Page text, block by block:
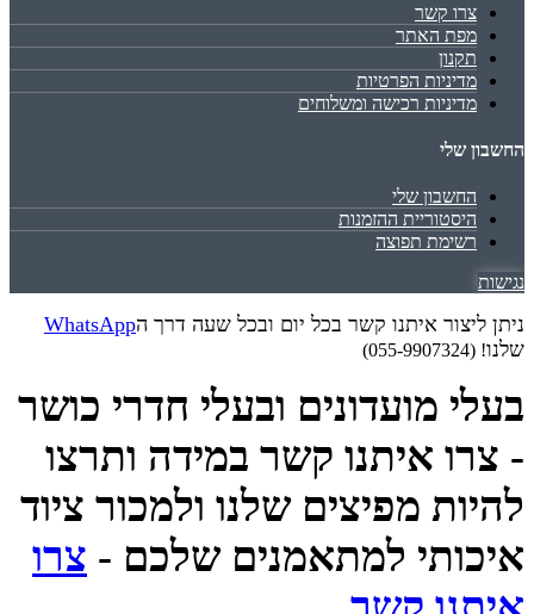
צרו קשר
מפת האתר
תקנון
מדיניות הפרטיות
מדיניות רכישה ומשלוחים
החשבון שלי
החשבון שלי
היסטוריית ההזמנות
רשימת תפוצה
נגישות
ניתן ליצור איתנו קשר בכל יום ובכל שעה דרך הWhatsApp
שלנו! (055-9907324)
בעלי מועדונים ובעלי חדרי כושר
- צרו איתנו קשר במידה ותרצו
להיות מפיצים שלנו ולמכור ציוד
איכותי למתאמנים שלכם - צרו